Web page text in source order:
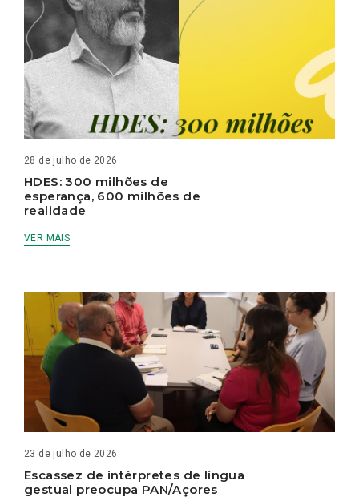
28 de julho de 2026
HDES: 300 milhões de
esperança, 600 milhões de
realidade
VER MAIS
23 de julho de 2026
Escassez de intérpretes de língua
gestual preocupa PAN/Açores